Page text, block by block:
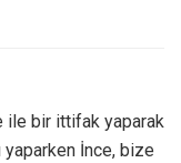
ile bir ittifak yaparak
İnce, bize